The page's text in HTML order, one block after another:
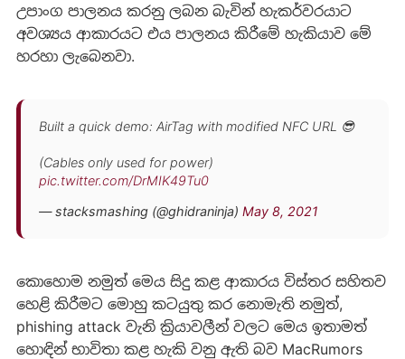
උපාංග පාලනය කරනු ලබන බැවින් හැකර්වරයාට
අවශ්‍යය ආකාරයට එය පාලනය කිරීමේ හැකියාව මේ
හරහා ලැබෙනවා.
Built a quick demo: AirTag with modified NFC URL 😎
(Cables only used for power)
pic.twitter.com/DrMIK49Tu0
— stacksmashing (@ghidraninja) May 8, 2021
කොහොම නමුත් මෙය සිදු කළ ආකාරය විස්තර සහිතව
හෙළි කිරීමට මොහු කටයුතු කර නොමැති නමුත්,
phishing attack වැනි ක්‍රියාවලීන් වලට මෙය ඉතාමත්
හොඳින් භාවිතා කළ හැකි වනු ඇති බව MacRumors